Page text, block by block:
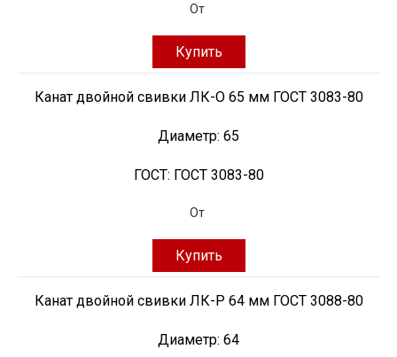
От
Купить
Канат двойной свивки ЛК-О 65 мм ГОСТ 3083-80
Диаметр: 65
ГОСТ: ГОСТ 3083-80
От
Купить
Канат двойной свивки ЛК-Р 64 мм ГОСТ 3088-80
Диаметр: 64